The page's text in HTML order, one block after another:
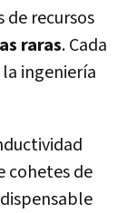
de recursos
raras. Cada
ingeniería
cohetes de